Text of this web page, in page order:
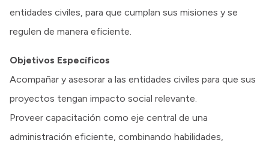
entidades civiles, para que cumplan sus misiones y se
regulen de manera eficiente.
Objetivos Específicos
Acompañar y asesorar a las entidades civiles para que sus
proyectos tengan impacto social relevante.
Proveer capacitación como eje central de una
administración eficiente, combinando habilidades,